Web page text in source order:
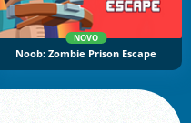
NOVO
Noob: Zombie Prison Escape